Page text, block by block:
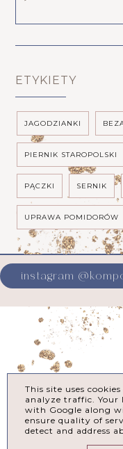
ETYKIETY
JAGODZIANKI
PIERNIK STAROPOLSKI
PĄCZKI SERNIK
UPRAWA POMIDORÓW
instagram
COPYRIGHT ©
This site uses
analyze traffic. Your
with Google along
ensure quality of
detect and address